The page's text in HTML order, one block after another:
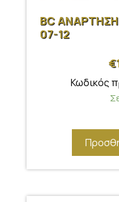
BC ΑΝΑΡΤΗΣΗ
07-12
€
Κωδικός